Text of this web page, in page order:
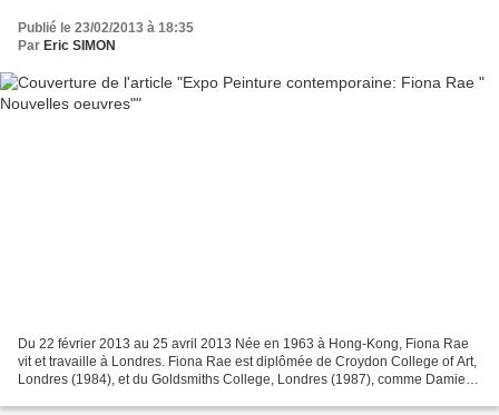
Publié le 23/02/2013 à 18:35
Par Eric SIMON
Du 22 février 2013 au 25 avril 2013 Née en 1963 à Hong-Kong, Fiona Rae
vit et travaille à Londres. Fiona Rae est diplômée de Croydon College of Art,
Londres (1984), et du Goldsmiths College, Londres (1987), comme Damien